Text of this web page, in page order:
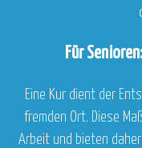
Für
Eine Kur dient der
fremden Ort. Diese
Arbeit und bieten